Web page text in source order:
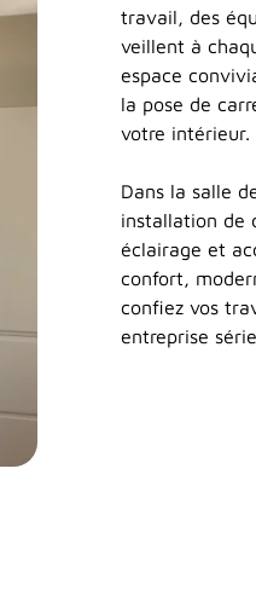
travail, des
veillent à
espace
la pose de
votre intérieur.
Dans la salle
installation de
éclairage et
confort,
confiez vos
entreprise